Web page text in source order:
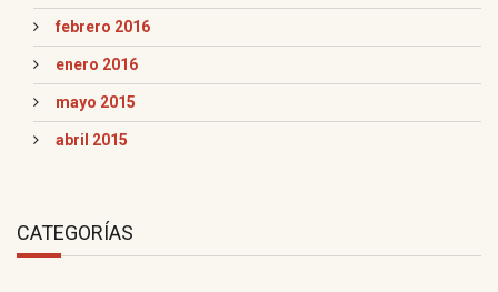
febrero 2016
enero 2016
mayo 2015
abril 2015
CATEGORÍAS